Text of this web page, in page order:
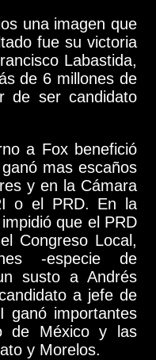
una imagen que
fue su victoria
Labastida,
de 6 millones de
de ser candidato
a Fox benefició
mas escaños
y en la Cámara
o el PRD. En la
que el PRD
Congreso Local,
-especie de
susto a Andrés
a jefe de
ganó importantes
de México y las
y Morelos.